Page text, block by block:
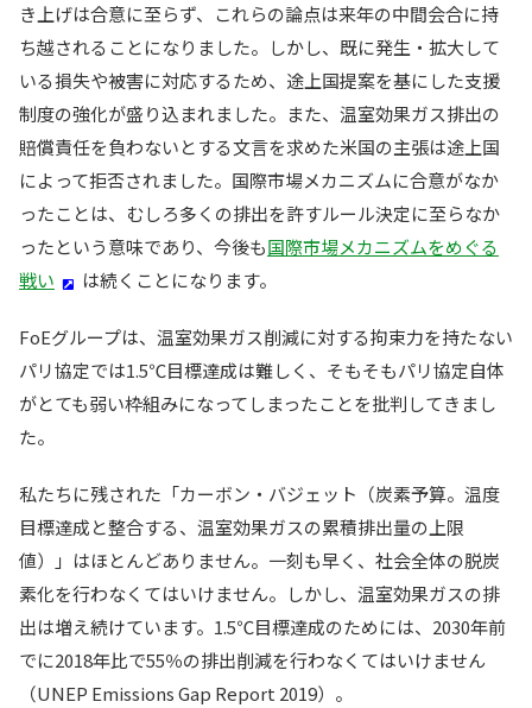
き上げは合意に至らず、これらの論点は来年の中間会合に持
ち越されることになりました。しかし、既に発生・拡大して
いる損失や被害に対応するため、途上国提案を基にした支援
制度の強化が盛り込まれました。また、温室効果ガス排出の
賠償責任を負わないとする文言を求めた米国の主張は途上国
によって拒否されました。国際市場メカニズムに合意がなか
ったことは、むしろ多くの排出を許すルール決定に至らなか
ったという意味であり、今後も国際市場メカニズムをめぐる
戦い
は続くことになります。
FoEグループは、温室効果ガス削減に対する拘束力を持たない
パリ協定では1.5℃目標達成は難しく、そもそもパリ協定自体
がとても弱い枠組みになってしまったことを批判してきまし
た。
私たちに残された「カーボン・バジェット（炭素予算。温度
目標達成と整合する、温室効果ガスの累積排出量の上限
値）」はほとんどありません。一刻も早く、社会全体の脱炭
素化を行わなくてはいけません。しかし、温室効果ガスの排
出は増え続けています。1.5℃目標達成のためには、2030年前
でに2018年比で55％の排出削減を行わなくてはいけません
（UNEP Emissions Gap Report 2019）。